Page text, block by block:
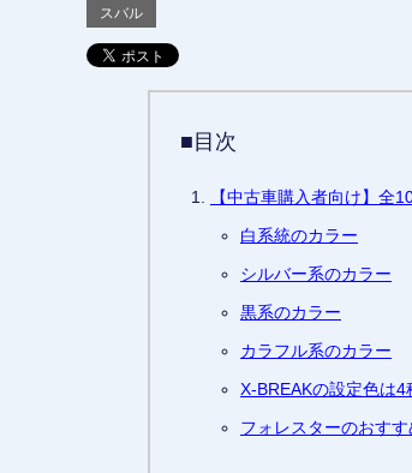
スバル
■目次
【中古車購入者向け】全
白系統のカラー
シルバー系のカラー
黒系のカラー
カラフル系のカラー
X-BREAKの設定色は4
フォレスターのおすす